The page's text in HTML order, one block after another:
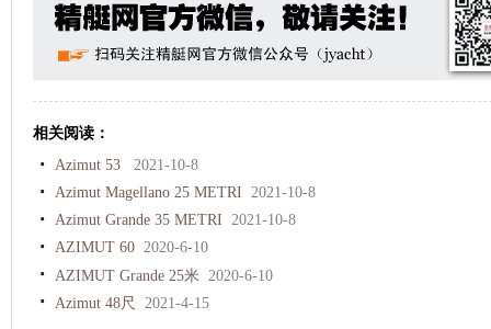
相关阅读：
Azimut 53
2021-10-8
Azimut Magellano 25 METRI 2021-10-8
Azimut Grande 35 METRI 2021-10-8
AZIMUT 60 2020-6-10
AZIMUT Grande 25米 2020-6-10
Azimut 48尺
2021-4-15